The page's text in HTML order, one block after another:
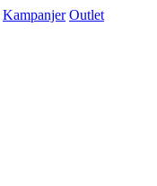
Kampanjer Outlet